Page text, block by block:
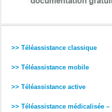
>> Téléassistance classique
>> Téléassistance mobile
>> Téléassistance active
>> Téléassistance médicalisée –